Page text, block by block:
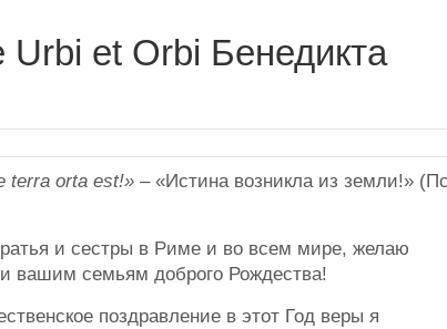
et Orbi Бенедикта
terra orta est!» – «Истина возникла из земли!» (Пс
и сестры в Риме и во всем мире, желаю
вашим семьям доброго Рождества!
поздравление в этот Год веры я